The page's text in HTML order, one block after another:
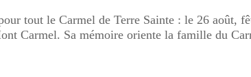
tout le Carmel de Terre Sainte : le 26 août,
Carmel. Sa mémoire oriente la famille du